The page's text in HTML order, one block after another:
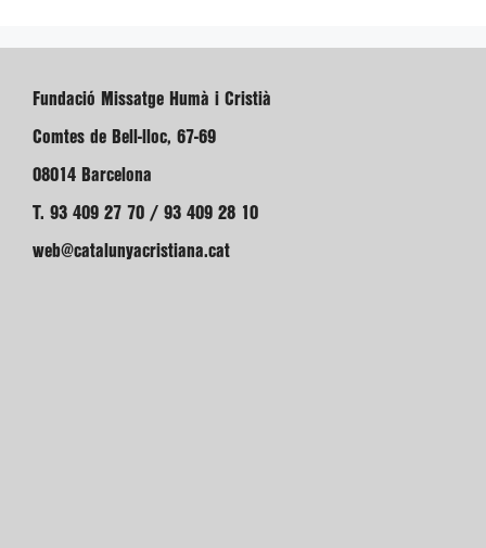
Fundació Missatge Humà i Cristià
Comtes de Bell-lloc, 67-69
08014 Barcelona
T. 93 409 27 70 / 93 409 28 10
web@catalunyacristiana.cat